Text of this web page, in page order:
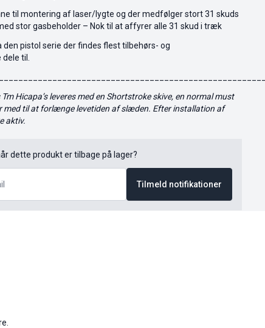
til montering af laser/lygte og der medfølger stort 31 skuds
stor gasbeholder – Nok til at affyrer alle 31 skud i træk
den pistol serie der findes flest tilbehørs- og
til.
Tm Hicapa’s leveres med en Shortstroke skive, en normal must
med til at forlænge levetiden af slæden. Efter installation af
aktiv.
dette produkt er tilbage på lager?
Tilmeld notifikationer